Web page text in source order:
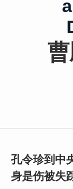
孔令珍到中
身是伤被失